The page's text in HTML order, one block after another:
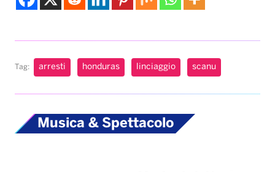
Tag: arresti honduras linciaggio scanu
Musica & Spettacolo